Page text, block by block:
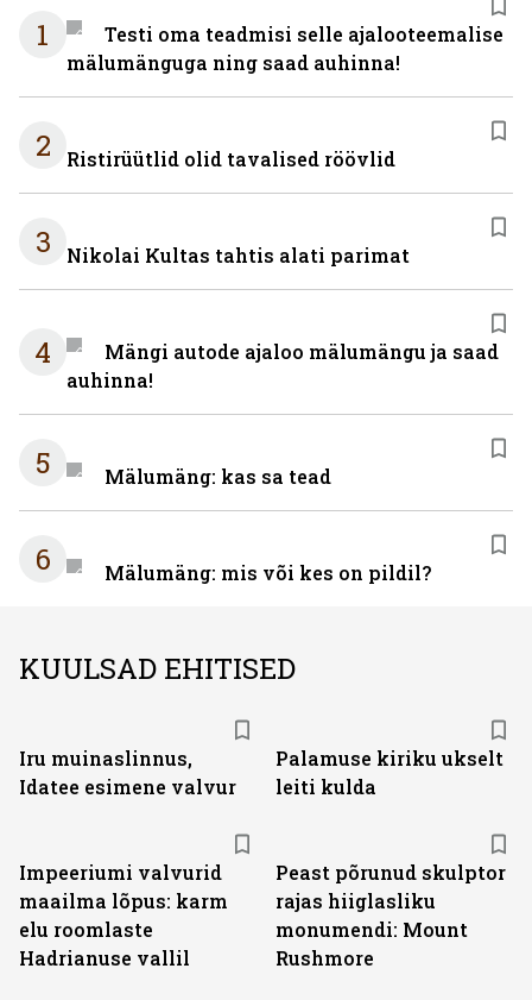
1
Testi oma teadmisi selle ajalooteemalise
mälumänguga ning saad auhinna!
2 Ristirüütlid olid tavalised röövlid
3 Nikolai Kultas tahtis alati parimat
4
Mängi autode ajaloo mälumängu ja saad
auhinna!
5 Mälumäng: kas sa tead
6 Mälumäng: mis või kes on pildil?
KUULSAD EHITISED
Iru muinaslinnus,
Idatee esimene valvur
Palamuse kiriku ukselt
leiti kulda
Impeeriumi valvurid
maailma lõpus: karm
elu roomlaste
Hadrianuse vallil
Peast põrunud skulptor
rajas hiiglasliku
monumendi: Mount
Rushmore